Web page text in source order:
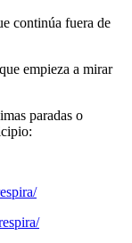
continúa fuera de
empieza a mirar
paradas o